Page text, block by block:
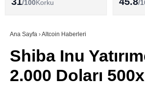
SÖZLÜK
/100Korku /
Ana Sayfa ›Altcoin Haberleri
Shiba Inu
2.000 Doları